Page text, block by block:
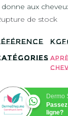
donne aux
de stock
Dermo
ligne?